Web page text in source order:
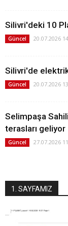
Silivri'deki 10
Güncel 20.07.2026
Silivri'de
Güncel 20.07.2026
Selimpaşa
terasları geliyor
Güncel 27.07.2026
1. SAYFAMIZ